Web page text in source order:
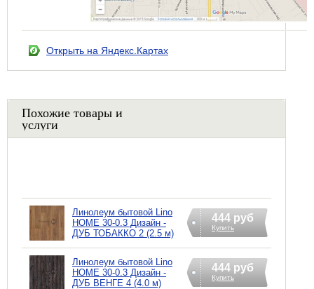
Открыть на Яндекс.Картах
Похожие товары и
услуги
Линолеум бытовой Lino
HOME 30-0.3 Дизайн -
ДУБ ТОБАККО 2 (2.5 м)
444 руб
Купить
Линолеум бытовой Lino
HOME 30-0.3 Дизайн -
ДУБ ВЕНГЕ 4 (4.0 м)
444 руб
Купить